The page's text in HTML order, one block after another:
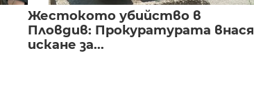
Жестокото убийство в
Пловдив: Прокуратурата внася
искане за...